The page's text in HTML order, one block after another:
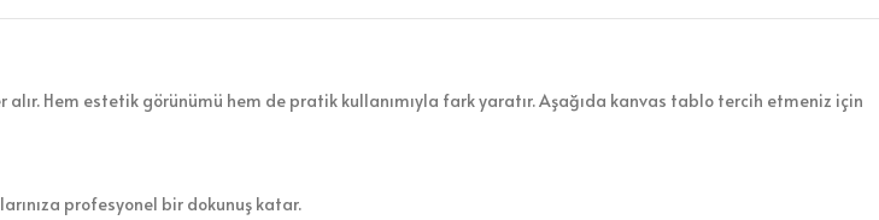
Hem estetik görünümü hem de pratik kullanımıyla fark yaratır. Aşağıda kanvas tablo tercih etmeniz için
profesyonel bir dokunuş katar.